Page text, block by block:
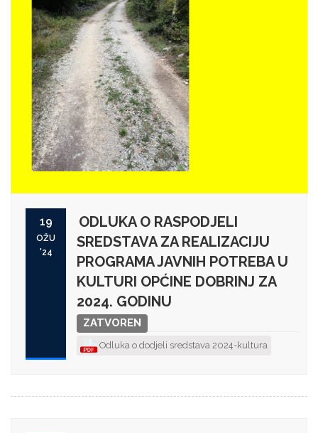
19
OŽU
'24
ODLUKA O RASPODJELI
SREDSTAVA ZA REALIZACIJU
PROGRAMA JAVNIH POTREBA U
KULTURI OPĆINE DOBRINJ ZA
2024. GODINU
ZATVOREN
Odluka o dodjeli sredstava 2024-kultura